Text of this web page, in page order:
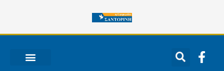
περιεχόμενο
F
a